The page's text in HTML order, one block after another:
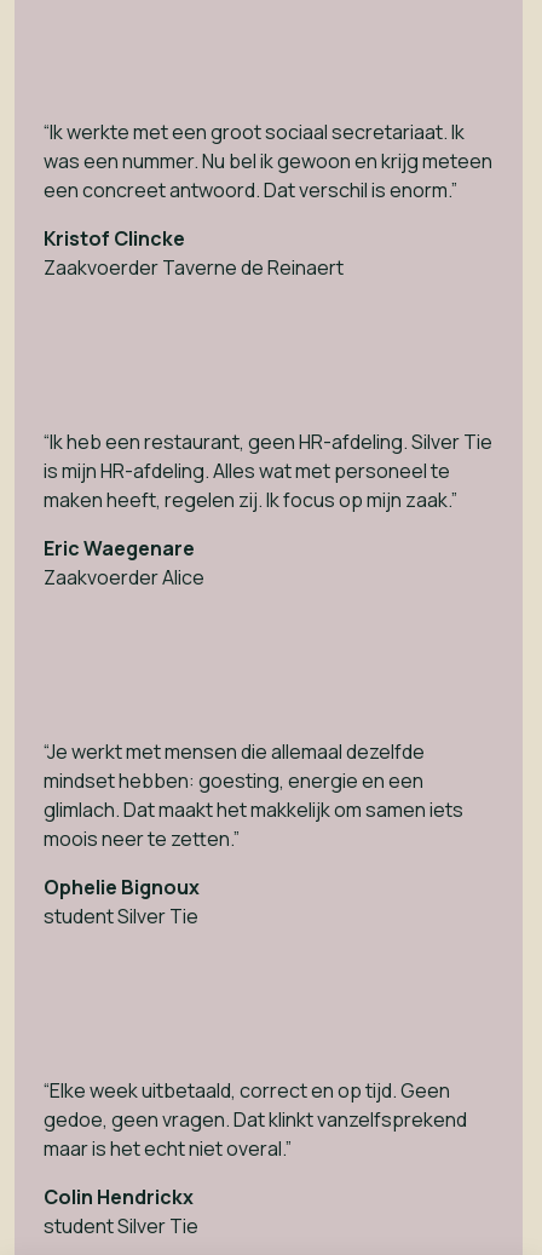
“Ik werkte met een groot sociaal secretariaat. Ik
was een nummer. Nu bel ik gewoon en krijg meteen
een concreet antwoord. Dat verschil is enorm.”
Kristof Clincke
Zaakvoerder Taverne de Reinaert
“Ik heb een restaurant, geen HR-afdeling. Silver Tie
is mijn HR-afdeling. Alles wat met personeel te
maken heeft, regelen zij. Ik focus op mijn zaak.”
Eric Waegenare
Zaakvoerder Alice
“Je werkt met mensen die allemaal dezelfde
mindset hebben: goesting, energie en een
glimlach. Dat maakt het makkelijk om samen iets
moois neer te zetten.”
Ophelie Bignoux
student Silver Tie
“Elke week uitbetaald, correct en op tijd. Geen
gedoe, geen vragen. Dat klinkt vanzelfsprekend
maar is het echt niet overal.”
Colin Hendrickx
student Silver Tie